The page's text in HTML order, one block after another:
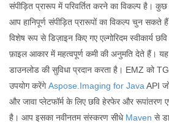
संपीड़ित प्रारूप में परिवर्तित करने का विकल्प है।
आप हानिपूर्ण संपीड़ित प्रारूपों का विकल्प चुन सकते
विशेष रूप से डिज़ाइन किए गए एल्गोरिदम स्वीकार्य
फ़ाइल आकार में महत्वपूर्ण कमी की अनुमति देते हैं।
डाउनलोड की सुविधा प्रदान करता है। EMZ को
उपयोग करेंगेAspose.Imaging for Java API
और जावा प्लेटफॉर्म के लिए छवि हेरफेर और
है। आप इसका नवीनतम संस्करण सीधे Maven से